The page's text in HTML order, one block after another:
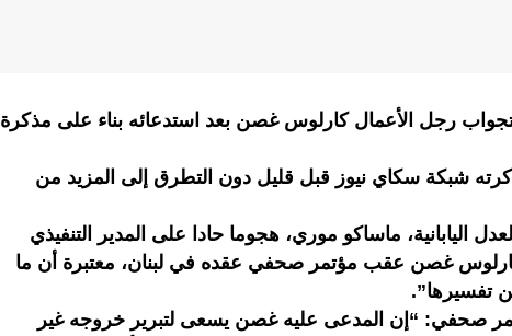
رجل الأعمال كارلوس غصن بعد استدعائه بناء على مذكرة
شبكة سكاي نيوز قبل قليل دون التطرق إلى المزيد من
اليابانية، ماساكو موري، هجوما حادا على المدير التنفيذي
غصن عقب مؤتمر صحفي عقده في لبنان، معتبرة أن ما
تفسيرها”.
صحفي: “إن المدعى عليه غصن يسعى لتبرير خروجه غير